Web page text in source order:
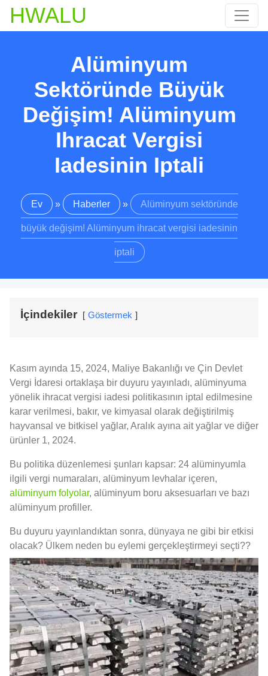
HWALU
Alüminyum
Sektöründe Büyük
Değişim! Alüminyum
Ihracat Vergisi
Iadesinin Iptali
Ev » Haberler » Alüminyum sektöründe
büyük değişim! Alüminyum ihracat vergisi iadesinin
iptali
İçindekiler Göstermek
Kasım ayında 15, 2024, Maliye Bakanlığı ve Çin Devlet
Vergi İdaresi ortaklaşa bir duyuru yayınladı, alüminyuma
yönelik ihracat vergisi iadesi politikasının iptal edilmesine
karar verilmesi, bakır, ve kimyasal olarak değiştirilmiş
hayvansal ve bitkisel yağlar, Aralık ayına ait yağlar ve diğer
ürünler 1, 2024.
Bu politika düzenlemesi şunları kapsar: 24 alüminyumla
ilgili vergi numaraları, alüminyum levhalar içeren,
alüminyum folyolar, alüminyum boru aksesuarları ve bazı
alüminyum profiller.
Bu duyuru yayınlandıktan sonra, dünyaya ne gibi bir etkisi
olacak? Ülkem neden bu eylemi gerçekleştirmeyi seçti??